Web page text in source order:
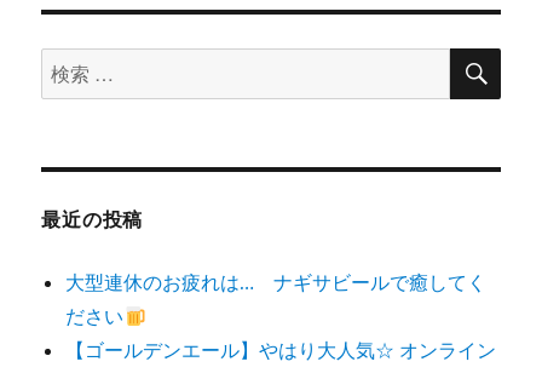
検
索
象:
検
最近の投稿
大型連休のお疲れは… ナギサビールで癒してく
ださい
【ゴールデンエール】やはり大人気☆ オンライン